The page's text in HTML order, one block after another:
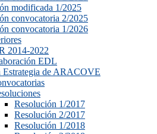
modificada 1/2025
convocatoria 2/2025
convocatoria 1/2026
2014-2022
EDL
Estrategia de ARACOVE
Resolución 1/2017
Resolución 2/2017
Resolución 1/2018